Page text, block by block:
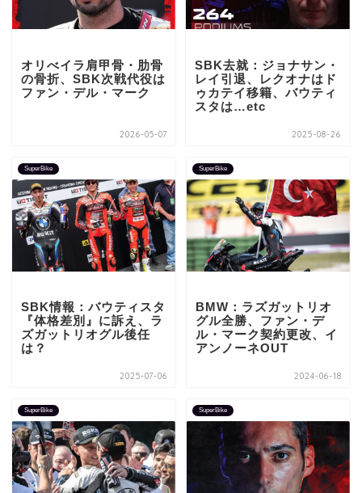
オリべイラ肩甲骨・肋骨
の骨折、SBK次戦代役は
ファン・デル・マーク
2026-05-07
SBK去就：ジョナサン・
レイ引退、レクオナはド
ゥカテイ移籍、バウティ
スタは…etc
2025-08-26
SuperBike
SBK情報：バウティスタ
『体格差別』に訴え、ラ
ズガットリオグル後任
は？
2025-07-06
SuperBike
BMW：ラズガットリオ
グル全勝、ファン・デ
ル・マーク契約更改、イ
アンノーネOUT
2024-06-18
SuperBike SuperBike